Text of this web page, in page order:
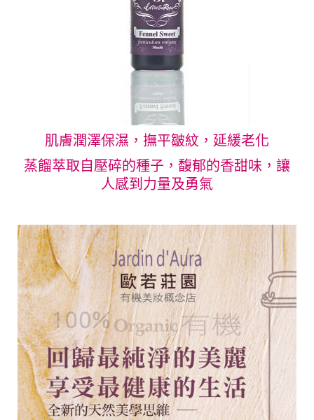
肌膚潤澤保濕，撫平皺紋，延緩老化
蒸餾萃取自壓碎的種子，馥郁的香甜味，讓
人感到力量及勇氣